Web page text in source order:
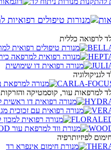
לרפואה כללית
לגניקולוגיה
CARLA-
למרפאות עור, קוסמטיקה והזרקות
לפיזיותרפיה